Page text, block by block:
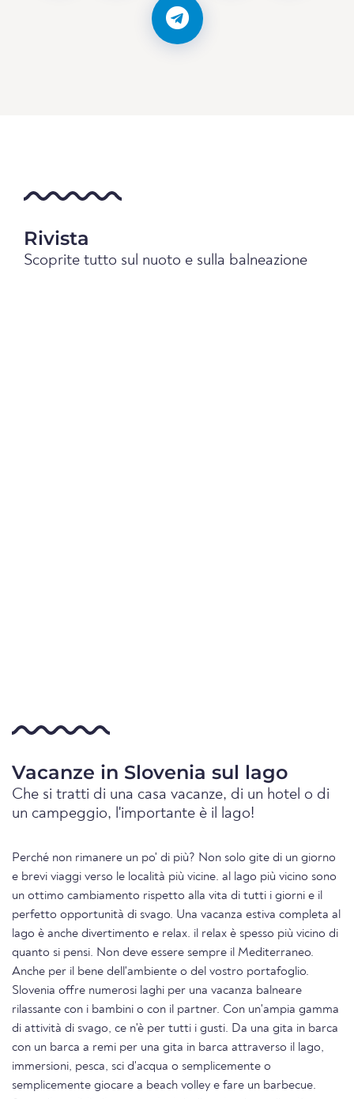
Rivista
Scoprite tutto sul nuoto e sulla balneazione
Vacanze in Slovenia sul lago
Che si tratti di una casa vacanze, di un hotel o di
un campeggio, l'importante è il lago!
Perché non rimanere un po' di più? Non solo gite di un giorno
e brevi viaggi verso le località più vicine. al lago più vicino sono
un ottimo cambiamento rispetto alla vita di tutti i giorni e il
perfetto opportunità di svago. Una vacanza estiva completa al
lago è anche divertimento e relax. il relax è spesso più vicino di
quanto si pensi. Non deve essere sempre il Mediterraneo.
Anche per il bene dell'ambiente o del vostro portafoglio.
Slovenia offre numerosi laghi per una vacanza balneare
rilassante con i bambini o con il partner. Con un'ampia gamma
di attività di svago, ce n'è per tutti i gusti. Da una gita in barca
con un barca a remi per una gita in barca attraverso il lago,
immersioni, pesca, sci d'acqua o semplicemente o
semplicemente giocare a beach volley e fare un barbecue.